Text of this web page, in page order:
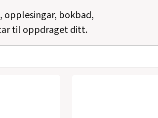
bokbad,
til oppdraget ditt.